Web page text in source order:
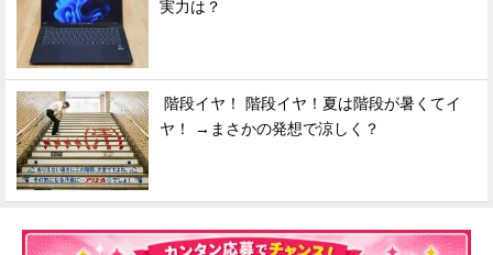
実力は？
階段イヤ！ 階段イヤ！夏は階段が暑くてイ
ヤ！ →まさかの発想で涼しく？